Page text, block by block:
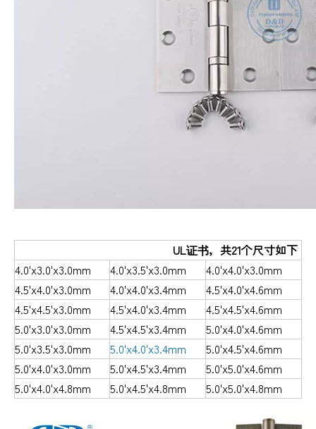
UL证书，共21个尺寸如下
4.0'x3.0'x3.0mm
4.0'x3.5'x3.0mm
4.0'x4.0'x3.0mm
4.5'x4.0'x3.0mm
4.0'x4.0'x3.4mm
4.5'x4.0'x4.6mm
4.5'x4.5'x3.0mm
4.5'x4.0'x3.4mm
4.5'x4.5'x4.6mm
5.0'x3.0'x3.0mm
4.5'x4.5'x3.4mm
5.0'x4.0'x4.6mm
5.0'x3.5'x3.0mm
5.0'x4.0'x3.4mm
5.0'x4.5'x4.6mm
5.0'x4.0'x3.0mm
5.0'x4.5'x3.4mm
5.0'x5.0'x4.6mm
5.0'x4.0'x4.8mm
5.0'x4.5'x4.8mm 5.0'x5.0'x4.8mm